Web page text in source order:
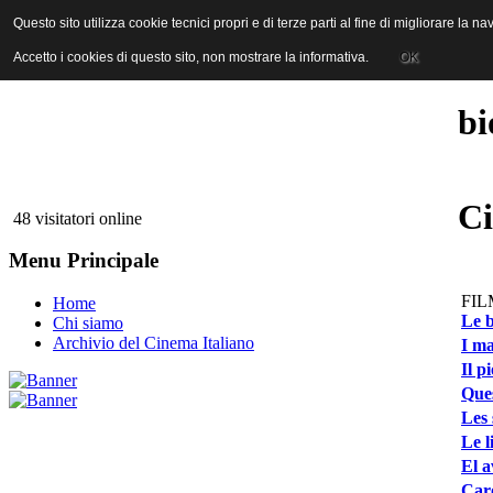
ANICA | Associazione Nazionale Industrie Cinematografiche
48 visitatori online
Menu Principale
Home
Chi siamo
Archivio del Cinema Italiano
Le
I
Il
Les
Le
El
Questo sito utilizza cookie tecnici propri e di terze parti al fine di migliorare la
Accetto i cookies di questo sito, non mostrare la informativa. OK
Questo sito utilizza cookie tecnici propri e di terze parti al fine di migliorare la
Accetto i cookies di questo sito, non mostrare la informativa. OK